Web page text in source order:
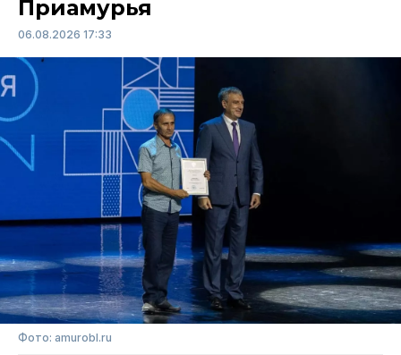
Приамурья
06.08.2026 17:33
Фото: amurobl.ru